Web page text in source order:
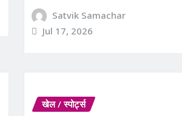
Satvik Samachar
Jul 17, 2026
खेल / स्पोर्ट्स